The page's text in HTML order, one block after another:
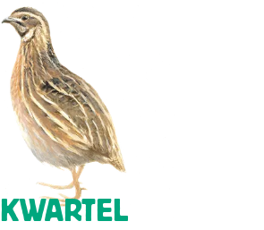
KWARTEL